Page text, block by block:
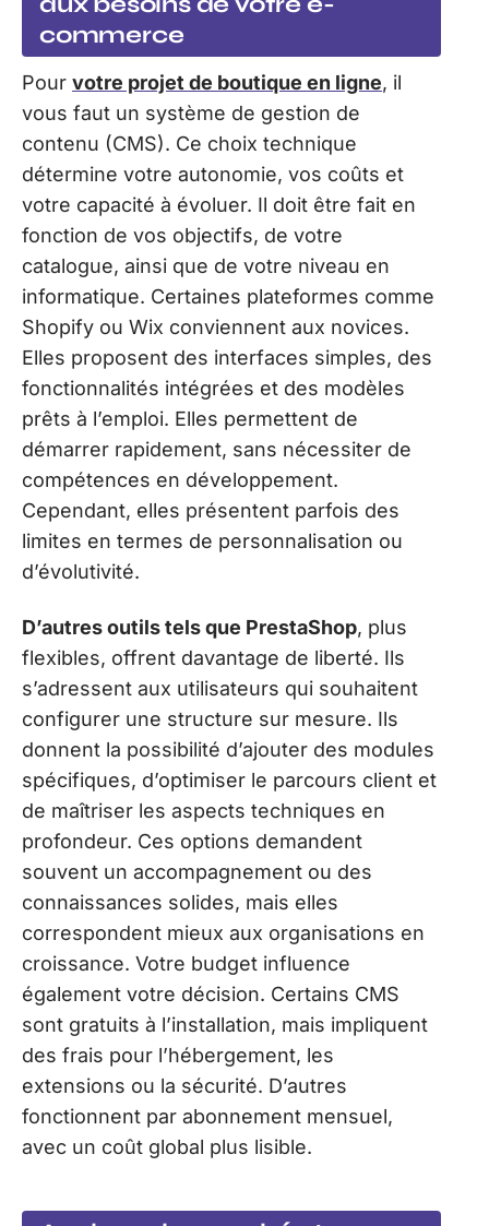
commerce
Pour votre projet de boutique en ligne, il
vous faut un système de gestion de
contenu (CMS). Ce choix technique
détermine votre autonomie, vos coûts et
votre capacité à évoluer. Il doit être fait en
fonction de vos objectifs, de votre
catalogue, ainsi que de votre niveau en
informatique. Certaines plateformes comme
Shopify ou Wix conviennent aux novices.
Elles proposent des interfaces simples, des
fonctionnalités intégrées et des modèles
prêts à l’emploi. Elles permettent de
démarrer rapidement, sans nécessiter de
compétences en développement.
Cependant, elles présentent parfois des
limites en termes de personnalisation ou
d’évolutivité.
D’autres outils tels que PrestaShop, plus
flexibles, offrent davantage de liberté. Ils
s’adressent aux utilisateurs qui souhaitent
configurer une structure sur mesure. Ils
donnent la possibilité d’ajouter des modules
spécifiques, d’optimiser le parcours client et
de maîtriser les aspects techniques en
profondeur. Ces options demandent
souvent un accompagnement ou des
connaissances solides, mais elles
correspondent mieux aux organisations en
croissance. Votre budget influence
également votre décision. Certains CMS
sont gratuits à l’installation, mais impliquent
des frais pour l’hébergement, les
extensions ou la sécurité. D’autres
fonctionnent par abonnement mensuel,
avec un coût global plus lisible.